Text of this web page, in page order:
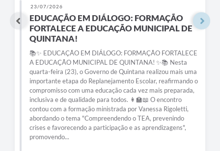
23/07/2026
EDUCAÇÃO EM DIÁLOGO: FORMAÇÃO
FORTALECE A EDUCAÇÃO MUNICIPAL DE
QUINTANA!
📚✨ EDUCAÇÃO EM DIÁLOGO: FORMAÇÃO FORTALECE
A EDUCAÇÃO MUNICIPAL DE QUINTANA! ✨📚 Nesta
quarta-feira (23), o Governo de Quintana realizou mais uma
importante etapa do Replanejamento Escolar, reafirmando o
compromisso com uma educação cada vez mais preparada,
inclusiva e de qualidade para todos. 👩‍🏫📖 O encontro
contou com a formação ministrada por Vanessa Rigoletti,
abordando o tema "Compreendendo o TEA, prevenindo
crises e favorecendo a participação e as aprendizagens",
promovendo...